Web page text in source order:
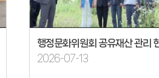
2026-07-13